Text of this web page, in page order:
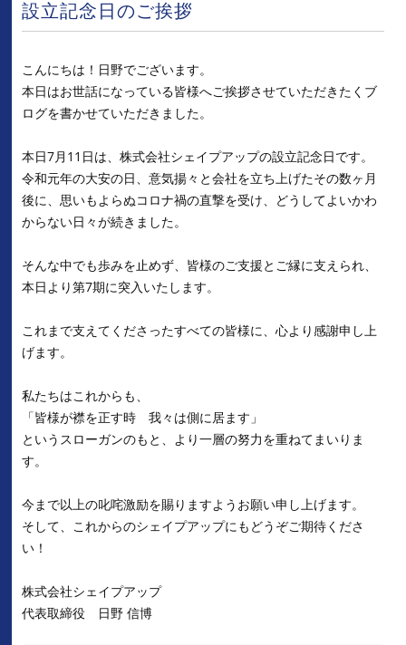
設立記念日のご挨拶
こんにちは！日野でございます。
本日はお世話になっている皆様へご挨拶させていただきたくブ
ログを書かせていただきました。
本日7月11日は、株式会社シェイプアップの設立記念日です。
令和元年の大安の日、意気揚々と会社を立ち上げたその数ヶ月
後に、思いもよらぬコロナ禍の直撃を受け、どうしてよいかわ
からない日々が続きました。
そんな中でも歩みを止めず、皆様のご支援とご縁に支えられ、
本日より第7期に突入いたします。
これまで支えてくださったすべての皆様に、心より感謝申し上
げます。
私たちはこれからも、
「皆様が襟を正す時 我々は側に居ます」
というスローガンのもと、より一層の努力を重ねてまいりま
す。
今まで以上の叱咤激励を賜りますようお願い申し上げます。
そして、これからのシェイプアップにもどうぞご期待くださ
い！
株式会社シェイプアップ
代表取締役 日野 信博